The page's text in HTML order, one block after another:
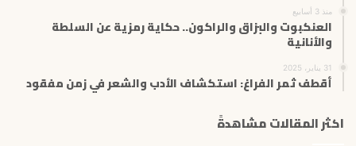
منذ 3 أسابيع
العنكبوت والبزاق والراكون.. حكاية رمزية عن السلطة
والأنانية
31 يناير، 2025
أقطف ثمر الفراغ: استكشاف الأدب والشعر في زمن مفقود
اكثر المقالات مشاهدةً